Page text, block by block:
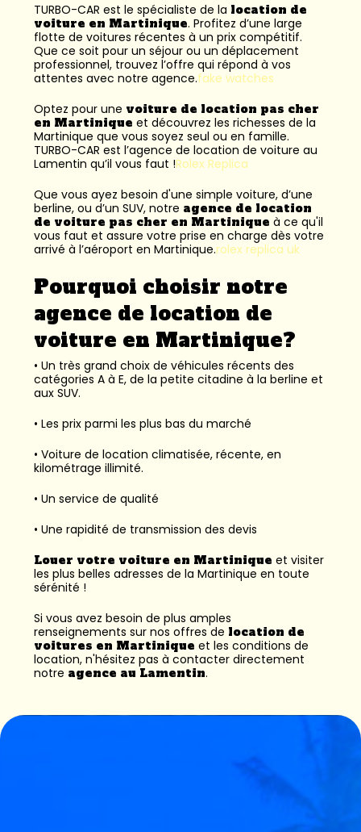
TURBO-CAR est le spécialiste de la location de
voiture en Martinique. Profitez d’une large
flotte de voitures récentes à un prix compétitif.
Que ce soit pour un séjour ou un déplacement
professionnel, trouvez l’offre qui répond à vos
attentes avec notre agence.fake watches
Optez pour une voiture de location pas cher
en Martinique et découvrez les richesses de la
Martinique que vous soyez seul ou en famille.
TURBO-CAR est l’agence de location de voiture au
Lamentin qu’il vous faut !Rolex Replica
Que vous ayez besoin d'une simple voiture, d’une
berline, ou d’un SUV, notre agence de location
de voiture pas cher en Martinique à ce qu'il
vous faut et assure votre prise en charge dès votre
arrivé à l’aéroport en Martinique.rolex replica uk
Pourquoi choisir notre
agence de location de
voiture en Martinique?
• Un très grand choix de véhicules récents des
catégories A à E, de la petite citadine à la berline et
aux SUV.
• Les prix parmi les plus bas du marché
• Voiture de location climatisée, récente, en
kilométrage illimité.
• Un service de qualité
• Une rapidité de transmission des devis
Louer votre voiture en Martinique et visiter
les plus belles adresses de la Martinique en toute
sérénité !
Si vous avez besoin de plus amples
renseignements sur nos offres de location de
voitures en Martinique et les conditions de
location, n'hésitez pas à contacter directement
notre agence au Lamentin.